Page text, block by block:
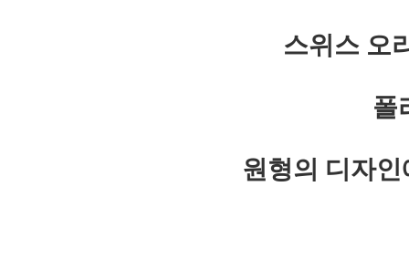
스위스 오
폴
원형의 디자